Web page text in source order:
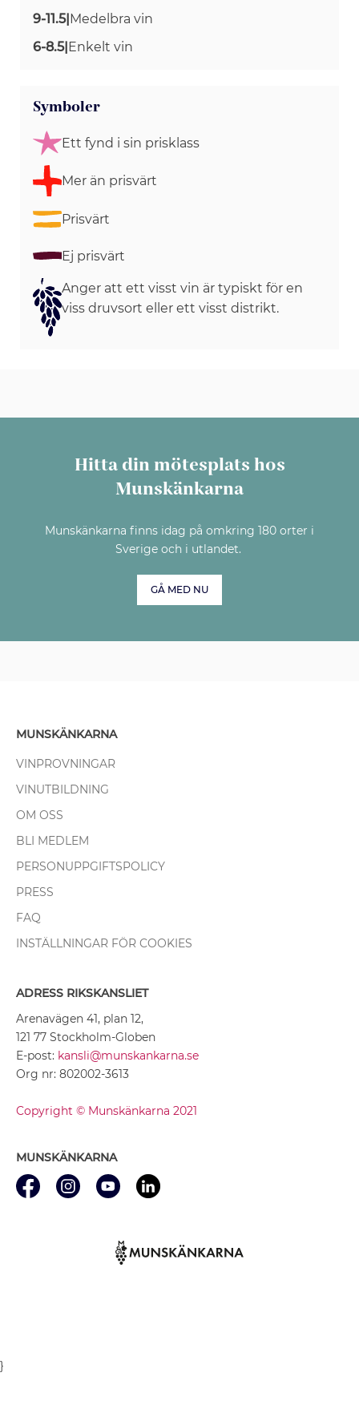
9-11.5| Medelbra vin
6-8.5| Enkelt vin
Symboler
Ett fynd i sin prisklass
Mer än prisvärt
Prisvärt
Ej prisvärt
Anger att ett visst vin är typiskt för en
viss druvsort eller ett visst distrikt.
Hitta din mötesplats hos
Munskänkarna
Munskänkarna finns idag på omkring 180 orter i
Sverige och i utlandet.
GÅ MED NU
MUNSKÄNKARNA
VINPROVNINGAR
VINUTBILDNING
OM OSS
BLI MEDLEM
PERSONUPPGIFTSPOLICY
PRESS
FAQ
INSTÄLLNINGAR FÖR COOKIES
ADRESS RIKSKANSLIET
Arenavägen 41, plan 12,
121 77 Stockholm-Globen
E-post: kansli@munskankarna.se
Org nr: 802002-3613
Copyright © Munskänkarna 2021
MUNSKÄNKARNA
}